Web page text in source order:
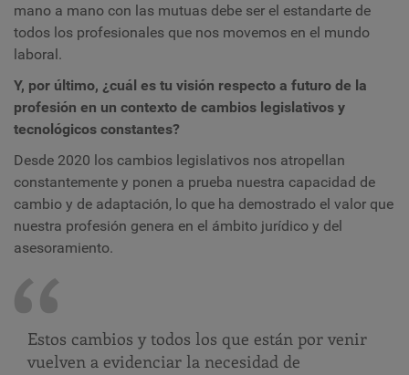
mano a mano con las mutuas debe ser el estandarte de
todos los profesionales que nos movemos en el mundo
laboral.
Y, por último, ¿cuál es tu visión respecto a futuro de la
profesión en un contexto de cambios legislativos y
tecnológicos constantes?
Desde 2020 los cambios legislativos nos atropellan
constantemente y ponen a prueba nuestra capacidad de
cambio y de adaptación, lo que ha demostrado el valor que
nuestra profesión genera en el ámbito jurídico y del
asesoramiento.
Estos cambios y todos los que están por venir
vuelven a evidenciar la necesidad de